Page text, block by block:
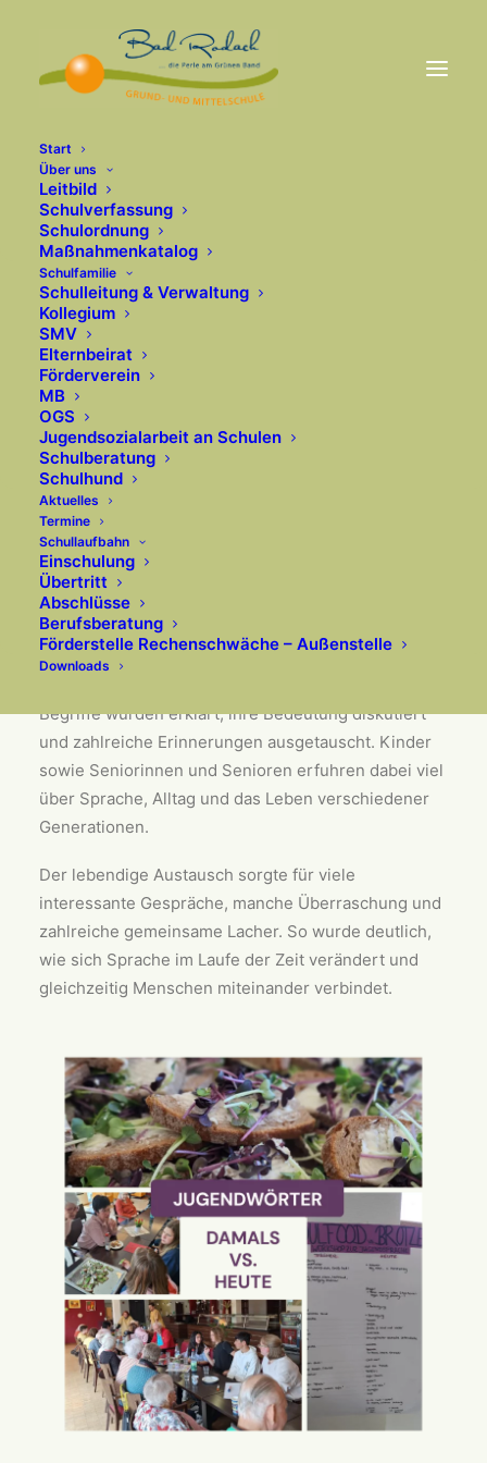
Start
Über uns
Leitbild
Schulverfassung
Schulordnung
Maßnahmenkatalog
Schulfamilie
Schulleitung & Verwaltung
Kollegium
SMV
Elternbeirat
Förderverein
MB
OGS
Jugendsozialarbeit an Schulen
Schulberatung
Schulhund
Aktuelles
Termine
Schullaufbahn
Einschulung
Übertritt
Abschlüsse
Berufsberatung
Förderstelle Rechenschwäche – Außenstelle
Downloads
Jugendwörter damals
und heute
Wenn Sprache
Generationen miteinander
verbindet.
Bei einer gemeinsamen Veranstaltung mit der AWO
kamen verschiedene Generationen zusammen, um
Jugendwörter von früher und heute miteinander zu
vergleichen.
Begriffe wurden erklärt, ihre Bedeutung diskutiert
und zahlreiche Erinnerungen ausgetauscht. Kinder
sowie Seniorinnen und Senioren erfuhren dabei viel
über Sprache, Alltag und das Leben verschiedener
Generationen.
Der lebendige Austausch sorgte für viele
interessante Gespräche, manche Überraschung und
zahlreiche gemeinsame Lacher. So wurde deutlich,
wie sich Sprache im Laufe der Zeit verändert und
gleichzeitig Menschen miteinander verbindet.